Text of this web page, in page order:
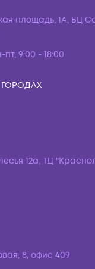
площадь, 1А, БЦ
пт, 9:00 - 18:00
12а, ТЦ
8, офис 409